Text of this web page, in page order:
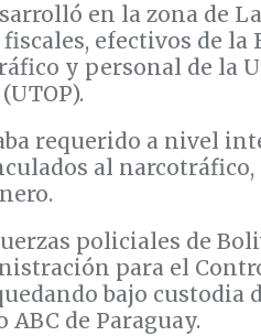
en la zona de
efectivos de la
y personal de la
requerido a nivel
al narcotráfico,
policiales de
para el
bajo custodia
de Paraguay.